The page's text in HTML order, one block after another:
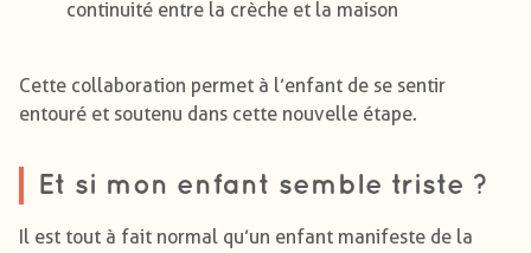
continuité entre la crèche et la maison
Cette collaboration permet à l’enfant de se sentir
entouré et soutenu dans cette nouvelle étape.
Et si mon enfant semble triste ?
Il est tout à fait normal qu’un enfant manifeste de la